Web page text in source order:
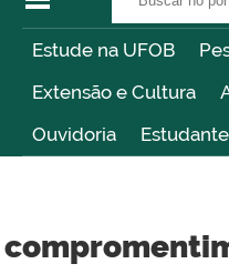
Estude na UFOB
Extensão e Cultura
Ouvidoria